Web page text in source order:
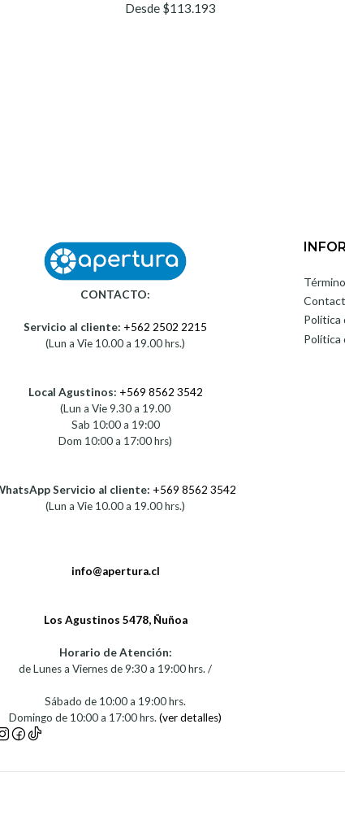
Desde $113.193
CONTACTO:
Servicio al cliente: +562 2502 2215
(Lun a Vie 10.00 a 19.00 hrs.)
Local Agustinos: +569 8562 3542
(Lun a Vie 9.30 a 19.00
Sab 10:00 a 19:00
Dom 10:00 a 17:00 hrs)
Servicio al cliente: +569 8562 3542
(Lun a Vie 10.00 a 19.00 hrs.)
info@apertura.cl
Los Agustinos 5478, Ñuñoa
Horario de Atención:
de Lunes a Viernes de 9:30 a 19:00 hrs. /
Sábado de 10:00 a 19:00 hrs.
Domingo de 10:00 a 17:00 hrs.(ver detalles)
Política
Política